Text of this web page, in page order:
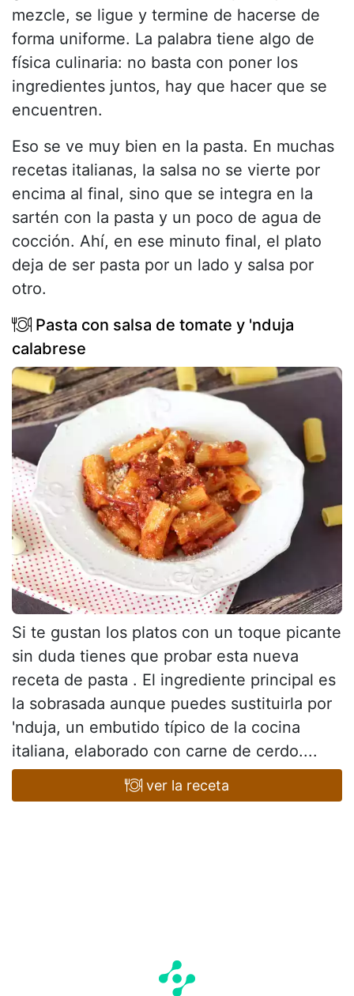
mezcle, se ligue y termine de hacerse de
forma uniforme. La palabra tiene algo de
física culinaria: no basta con poner los
ingredientes juntos, hay que hacer que se
encuentren.
Eso se ve muy bien en la pasta. En muchas
recetas italianas, la salsa no se vierte por
encima al final, sino que se integra en la
sartén con la pasta y un poco de agua de
cocción. Ahí, en ese minuto final, el plato
deja de ser pasta por un lado y salsa por
otro.
Pasta con salsa de tomate y 'nduja
calabrese
Si te gustan los platos con un toque picante
sin duda tienes que probar esta nueva
receta de pasta . El ingrediente principal es
la sobrasada aunque puedes sustituirla por
'nduja, un embutido típico de la cocina
italiana, elaborado con carne de cerdo....
ver la receta